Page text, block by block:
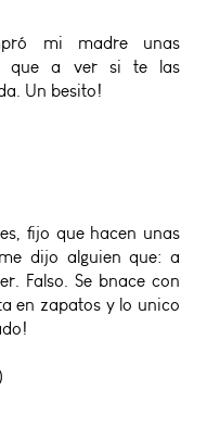
mi madre unas
que a ver si te las
Un besito!
fijo que hacen unas
dijo alguien que: a
Falso. Se bnace con
en zapatos y lo unico